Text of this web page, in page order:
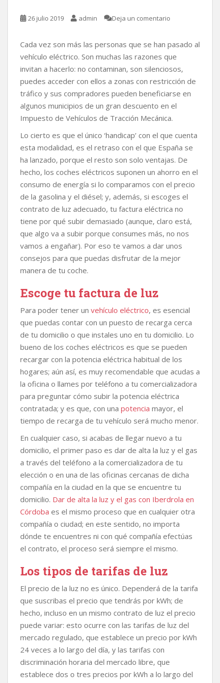
26 julio 2019 admin Deja un comentario
Cada vez son más las personas que se han pasado al
vehículo eléctrico. Son muchas las razones que
invitan a hacerlo: no contaminan, son silenciosos,
puedes acceder con ellos a zonas con restricción de
tráfico y sus compradores pueden beneficiarse en
algunos municipios de un gran descuento en el
Impuesto de Vehículos de Tracción Mecánica.
Lo cierto es que el único ‘handicap’ con el que cuenta
esta modalidad, es el retraso con el que España se
ha lanzado, porque el resto son solo ventajas. De
hecho, los coches eléctricos suponen un ahorro en el
consumo de energía si lo comparamos con el precio
de la gasolina y el diésel; y, además, si escoges el
contrato de luz adecuado, tu factura eléctrica no
tiene por qué subir demasiado (aunque, claro está,
que algo va a subir porque consumes más, no nos
vamos a engañar). Por eso te vamos a dar unos
consejos para que puedas disfrutar de la mejor
manera de tu coche.
Escoge tu factura de luz
Para poder tener un vehículo eléctrico, es esencial
que puedas contar con un puesto de recarga cerca
de tu domicilio o que instales uno en tu domicilio. Lo
bueno de los coches eléctricos es que se pueden
recargar con la potencia eléctrica habitual de los
hogares; aún así, es muy recomendable que acudas a
la oficina o llames por teléfono a tu comercializadora
para preguntar cómo subir la potencia eléctrica
contratada; y es que, con una potencia mayor, el
tiempo de recarga de tu vehículo será mucho menor.
En cualquier caso, si acabas de llegar nuevo a tu
domicilio, el primer paso es dar de alta la luz y el gas
a través del teléfono a la comercializadora de tu
elección o en una de las oficinas cercanas de dicha
compañía en la ciudad en la que se encuentre tu
domicilio. Dar de alta la luz y el gas con Iberdrola en
Córdoba es el mismo proceso que en cualquier otra
compañía o ciudad; en este sentido, no importa
dónde te encuentres ni con qué compañía efectúas
el contrato, el proceso será siempre el mismo.
Los tipos de tarifas de luz
El precio de la luz no es único. Dependerá de la tarifa
que suscribas el precio que tendrás por kWh; de
hecho, incluso en un mismo contrato de luz el precio
puede variar: esto ocurre con las tarifas de luz del
mercado regulado, que establece un precio por kWh
24 veces a lo largo del día, y las tarifas con
discriminación horaria del mercado libre, que
establece dos o tres precios por kWh a lo largo del